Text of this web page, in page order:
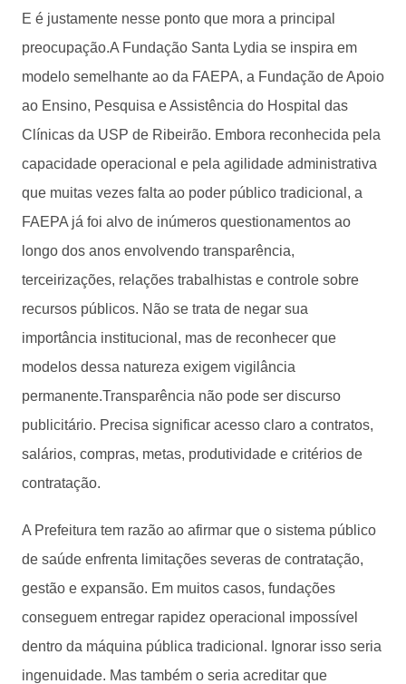
E é justamente nesse ponto que mora a principal
preocupação.A Fundação Santa Lydia se inspira em
modelo semelhante ao da FAEPA, a Fundação de Apoio
ao Ensino, Pesquisa e Assistência do Hospital das
Clínicas da USP de Ribeirão. Embora reconhecida pela
capacidade operacional e pela agilidade administrativa
que muitas vezes falta ao poder público tradicional, a
FAEPA já foi alvo de inúmeros questionamentos ao
longo dos anos envolvendo transparência,
terceirizações, relações trabalhistas e controle sobre
recursos públicos. Não se trata de negar sua
importância institucional, mas de reconhecer que
modelos dessa natureza exigem vigilância
permanente.Transparência não pode ser discurso
publicitário. Precisa significar acesso claro a contratos,
salários, compras, metas, produtividade e critérios de
contratação.
A Prefeitura tem razão ao afirmar que o sistema público
de saúde enfrenta limitações severas de contratação,
gestão e expansão. Em muitos casos, fundações
conseguem entregar rapidez operacional impossível
dentro da máquina pública tradicional. Ignorar isso seria
ingenuidade. Mas também o seria acreditar que